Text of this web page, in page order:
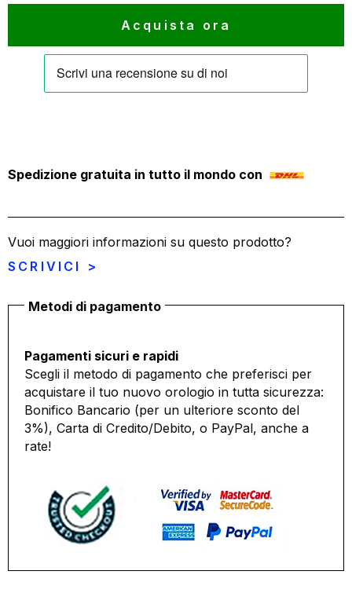
Acquista ora
Metodi di pagamento
Pagamenti sicuri e rapidi
Scegli il metodo di pagamento che preferisci per
acquistare il tuo nuovo orologio in tutta sicurezza:
Bonifico Bancario (per un ulteriore sconto del
3%), Carta di Credito/Debito, o PayPal, anche a
rate!
Spedizione gratuita in tutto il mondo con
Vuoi maggiori informazioni su questo prodotto?
SCRIVICI >